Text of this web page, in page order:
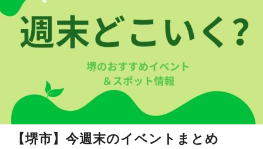
【堺市】今週末のイベントまとめ